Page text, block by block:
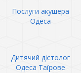
Послуги акушера
Одеса
Дитячий дієтолог
Одеса Таїрове